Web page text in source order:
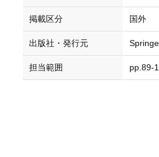
掲載区分 国外
出版社・発行元
担当範囲 pp.89-